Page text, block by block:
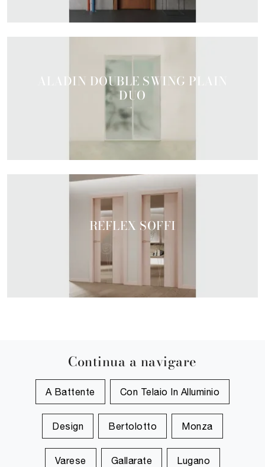
ALADIN DOUBLE SWING PLAIN
DUO
REFLEX SOFFI
Continua a navigare
A Battente Con Telaio In Alluminio
Design Bertolotto Monza
Varese Gallarate Lugano